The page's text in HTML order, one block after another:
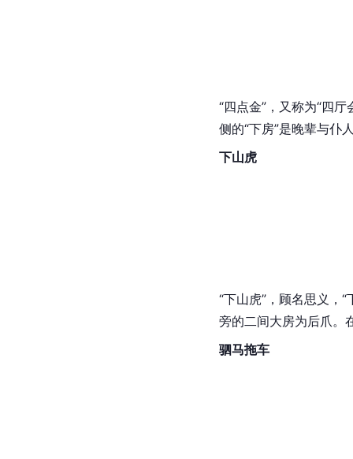
“四点金”，又称为“四
侧的“下房”是晚辈与仆
下山虎
“下山虎”，顾名思义，
旁的二间大房为后爪。
驷马拖车